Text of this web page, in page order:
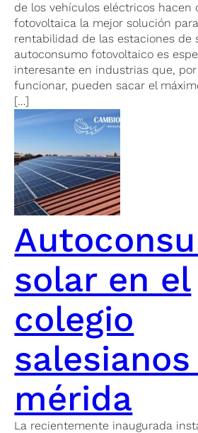
de los vehículos eléctricos hacen
fotovoltaica la mejor solución
rentabilidad de las estaciones de
autoconsumo fotovoltaico es
interesante en industrias que,
funcionar, pueden sacar el
[…]
solar en el
colegio
mérida
La recientemente inaugurada